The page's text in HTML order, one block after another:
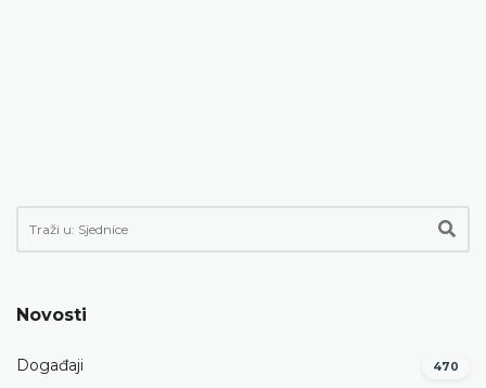
Novosti
Događaji 470